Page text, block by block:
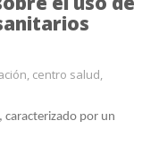
centro salud,
caracterizado por un